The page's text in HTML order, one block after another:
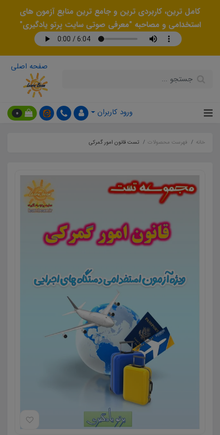
کامل ترین، کاربردی ترین و جامع ترین منابع آزمون های
استخدامی و مصاحبه "معرفی صوتی سایت پرتو یادگیری"
صفحه اصلی
ورود کاربران 0
خانه فهرست محصولات تست قانون امور گمرکی